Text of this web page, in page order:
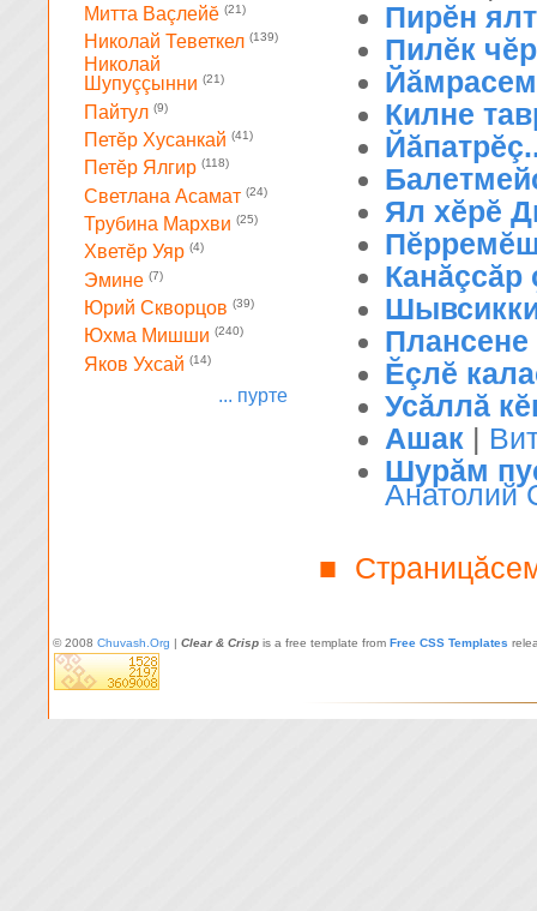
Пирĕн
Пилĕк
Йăмрасем
Килне
Ял хĕрĕ
Ĕçлĕ
Усăллă
Ашак |
Шурăм
Анатолий
■
Митта Ваçлейĕ (21)
Николай Теветкел (139)
Николай
Шупуççынни (21)
Пайтул (9)
Петĕр Хусанкай (41)
Петĕр Ялгир (118)
Светлана Асамат (24)
Трубина Мархви (25)
Хветĕр Уяр (4)
Эмине (7)
Юрий Скворцов (39)
Юхма Мишши (240)
Яков Ухсай (14)
... пурте
© 2008 Chuvash.Org | Clear & Crisp is a free template from Free CSS Templates